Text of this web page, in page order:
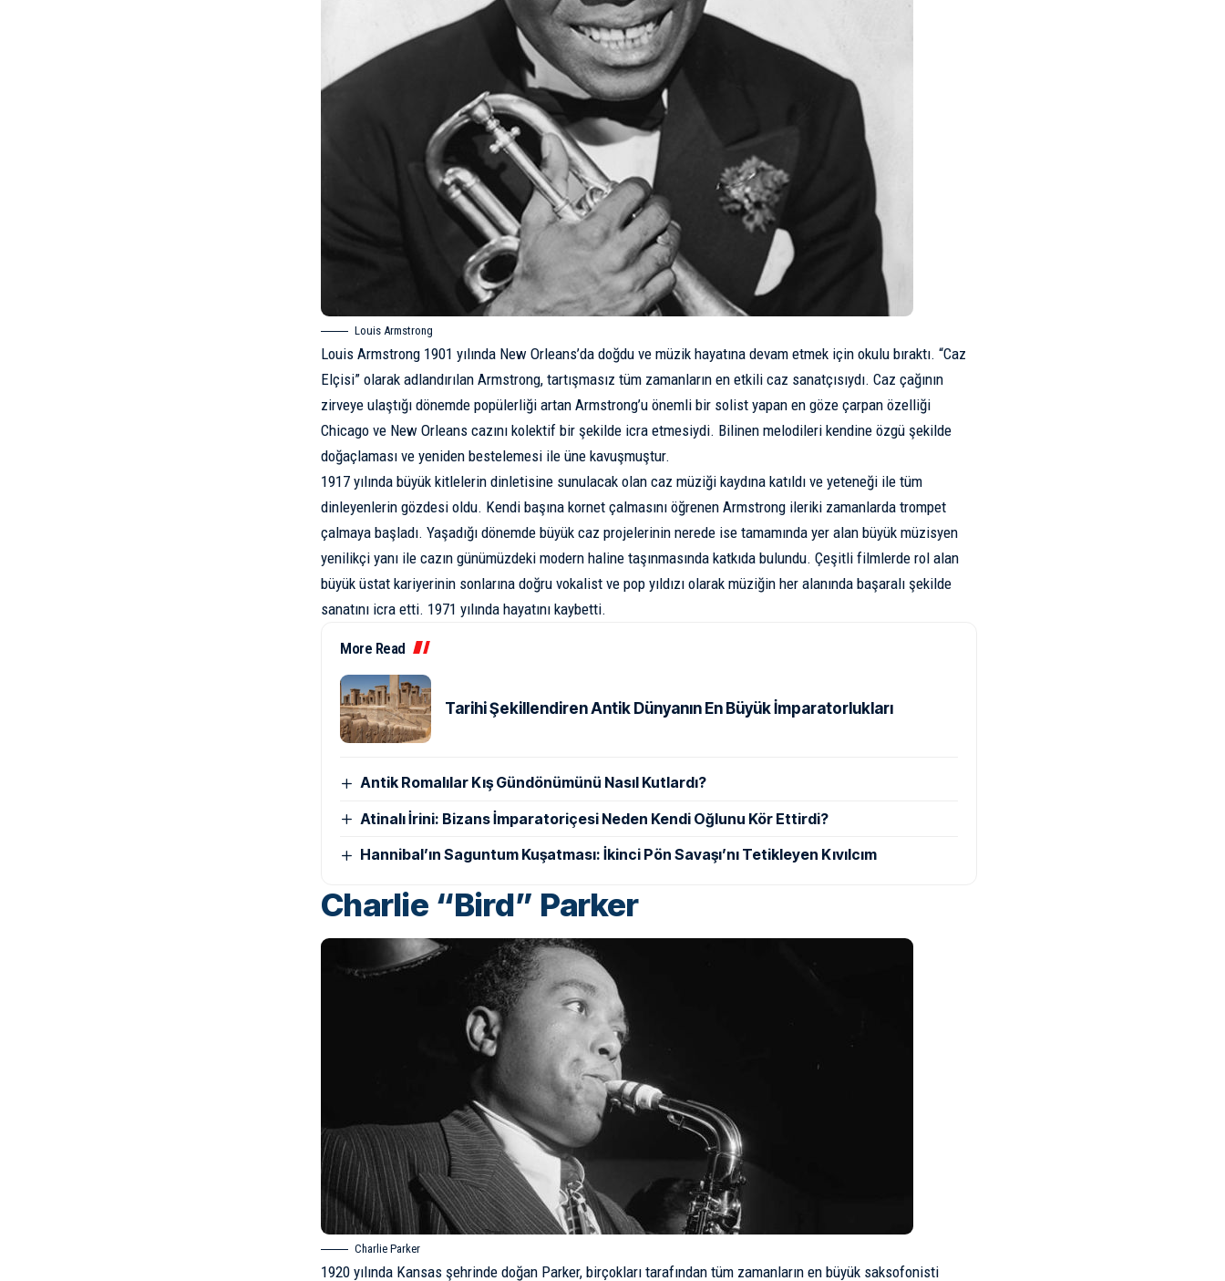
Louis Armstrong
Louis Armstrong 1901 yılında New Orleans’da doğdu ve müzik hayatına devam etmek için okulu bıraktı. “Caz
Elçisi” olarak adlandırılan Armstrong, tartışmasız tüm zamanların en etkili caz sanatçısıydı. Caz çağının
zirveye ulaştığı dönemde popülerliği artan Armstrong’­u önemli bir solist yapan en göze çarpan özelliği
Chicago ve New Orleans cazını kolektif bir şekilde icra etmesiydi. Bilinen melodileri kendine özgü şekilde
doğaçlaması ve yeniden bestelemesi ile üne kavuşmuştur.
1917 yılında büyük kitlelerin dinletisine sunulacak olan caz müziği kaydına katıldı ve yeteneği ile tüm
dinleyenlerin gözdesi oldu. Kendi başına kornet çalmasını öğrenen Armstrong ileriki zamanlarda trompet
çalmaya başladı. Yaşadığı dönemde büyük caz projelerinin nerede ise tamamında yer alan büyük müzisyen
yenilikçi yanı ile cazın günümüzdeki modern haline taşınmasında katkıda bulundu. Çeşitli filmlerde rol alan
büyük üstat kariyerinin sonlarına doğru vokalist ve pop yıldızı olarak müziğin her alanında başaralı şekilde
sanatını icra etti. 1971 yılında hayatını kaybetti.
More Read
Tarihi Şekillendiren Antik Dünyanın En Büyük İmparatorlukları
Antik Romalılar Kış Gündönümünü Nasıl Kutlardı?
Atinalı İrini: Bizans İmparatoriçesi Neden Kendi Oğlunu Kör Ettirdi?
Hannibal’ın Saguntum Kuşatması: İkinci Pön Savaşı’nı Tetikleyen Kıvılcım
Charlie “Bird” Parker
Charlie Parker
1920 yılında Kansas şehrinde doğan Parker, birçokları tarafından tüm zamanların en büyük saksofonisti